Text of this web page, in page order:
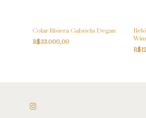
Colar Riviera Gabriela Degan
R$33.000,00